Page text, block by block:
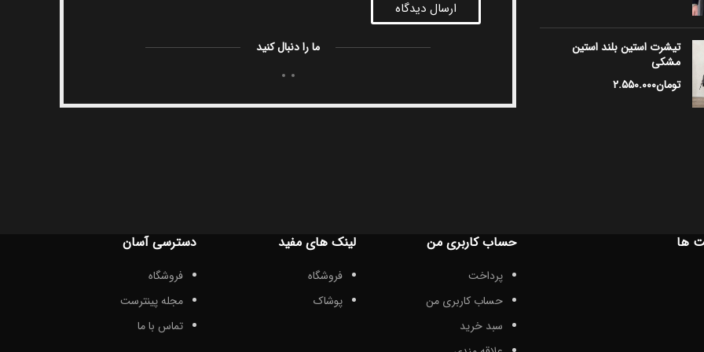
تیشرت استین بلند استین
مشکی
تومان۲.۵۵۰.۰۰۰
ارسال دیدگاه
ما را دنبال کنید
ها حساب کاربری من
پرداخت
حساب کاربری من
سبد خرید
لینک های مفید
فروشگاه
پوشاک
دسترسی آسان
فروشگاه
مجله پینترست
تماس با ما